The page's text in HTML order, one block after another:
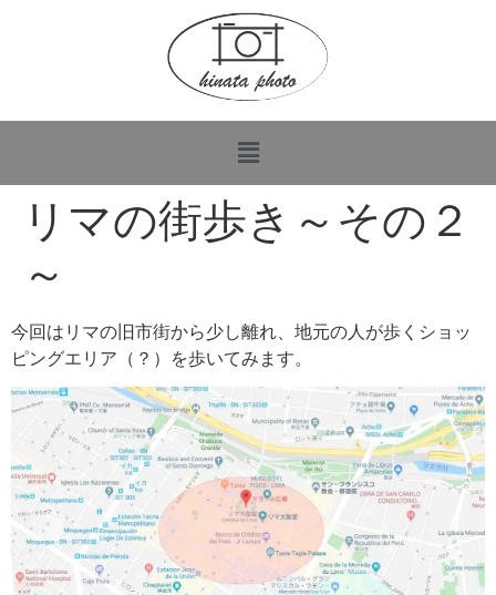
リマの街歩き～その２
～
今回はリマの旧市街から少し離れ、地元の人が歩くショッ
ピングエリア（？）を歩いてみます。